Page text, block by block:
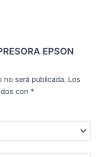
EPSON
no será publicada. Los
con *